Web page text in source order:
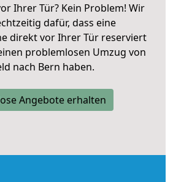
Ihrer Tür? Kein Problem! Wir
dafür, dass eine
direkt vor Ihrer Tür reserviert
problemlosen Umzug von
nach Bern haben.
Angebote erhalten